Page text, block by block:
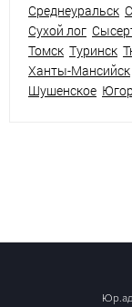
Среднеуральск
Сухой лог
Томск Туринск
Ханты-Мансийск
Шушенское